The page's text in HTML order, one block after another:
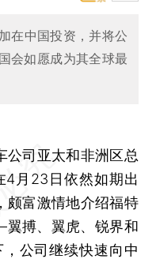
在中国投资，并将公
会如愿成为其全球最
司亚太和非洲区总
4月23日依然如期出
颇富激情地介绍福特
搏、翼虎、锐界和
公司继续快速向中